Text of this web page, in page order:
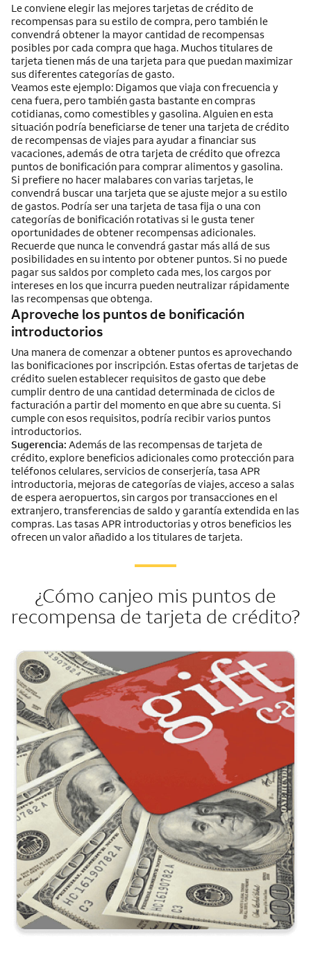
Le conviene elegir las mejores tarjetas de crédito de
recompensas para su estilo de compra, pero también le
convendrá obtener la mayor cantidad de recompensas
posibles por cada compra que haga. Muchos titulares de
tarjeta tienen más de una tarjeta para que puedan maximizar
sus diferentes categorías de gasto.
Veamos este ejemplo: Digamos que viaja con frecuencia y
cena fuera, pero también gasta bastante en compras
cotidianas, como comestibles y gasolina. Alguien en esta
situación podría beneficiarse de tener una tarjeta de crédito
de recompensas de viajes para ayudar a financiar sus
vacaciones, además de otra tarjeta de crédito que ofrezca
puntos de bonificación para comprar alimentos y gasolina.
Si prefiere no hacer malabares con varias tarjetas, le
convendrá buscar una tarjeta que se ajuste mejor a su estilo
de gastos. Podría ser una tarjeta de tasa fija o una con
categorías de bonificación rotativas si le gusta tener
oportunidades de obtener recompensas adicionales.
Recuerde que nunca le convendrá gastar más allá de sus
posibilidades en su intento por obtener puntos. Si no puede
pagar sus saldos por completo cada mes, los cargos por
intereses en los que incurra pueden neutralizar rápidamente
las recompensas que obtenga.
Aproveche los puntos de bonificación
introductorios
Una manera de comenzar a obtener puntos es aprovechando
las bonificaciones por inscripción. Estas ofertas de tarjetas de
crédito suelen establecer requisitos de gasto que debe
cumplir dentro de una cantidad determinada de ciclos de
facturación a partir del momento en que abre su cuenta. Si
cumple con esos requisitos, podría recibir varios puntos
introductorios.
Sugerencia: Además de las recompensas de tarjeta de
crédito, explore beneficios adicionales como protección para
teléfonos celulares, servicios de conserjería, tasa APR
introductoria, mejoras de categorías de viajes, acceso a salas
de espera aeropuertos, sin cargos por transacciones en el
extranjero, transferencias de saldo y garantía extendida en las
compras. Las tasas APR introductorias y otros beneficios les
ofrecen un valor añadido a los titulares de tarjeta.
¿Cómo canjeo mis puntos de
recompensa de tarjeta de crédito?